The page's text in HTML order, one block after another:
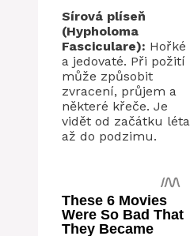
Sírová plíseň
(Hypholoma
Fasciculare): Hořké
a jedovaté. Při požití
může způsobit
zvracení, průjem a
některé křeče. Je
vidět od začátku léta
až do podzimu.